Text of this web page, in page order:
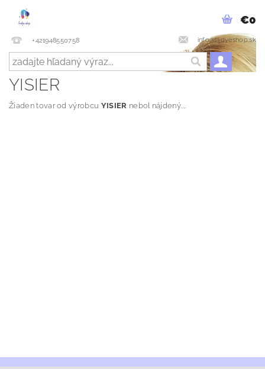
+421948550758 info@ladyeshop.sk
€0
YISIER
Žiaden tovar od výrobcu YISIER nebol nájdený....